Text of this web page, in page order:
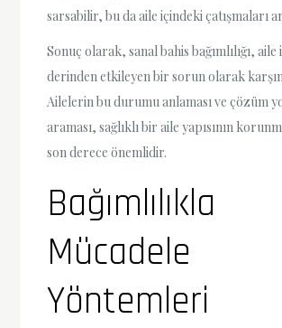
sarsabilir, bu da aile içindeki çatışmaları
Sonuç olarak, sanal bahis bağımlılığı,
derinden etkileyen bir sorun olarak
Ailelerin bu durumu anlaması ve çözüm
araması, sağlıklı bir aile yapısının
son derece önemlidir.
Bağımlılıkla
Mücadele
Yöntemleri